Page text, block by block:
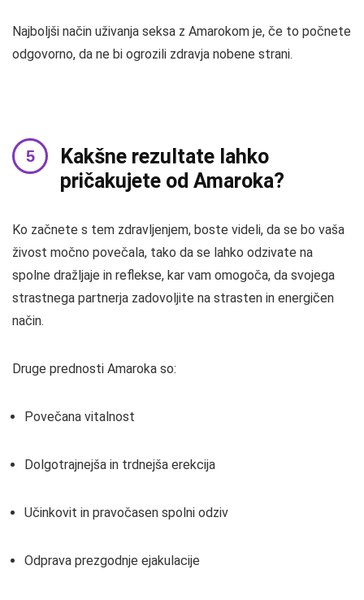
Najboljši način uživanja seksa z Amarokom je, če to počnete
odgovorno, da ne bi ogrozili zdravja nobene strani.
Kakšne rezultate lahko
pričakujete od Amaroka?
Ko začnete s tem zdravljenjem, boste videli, da se bo vaša
živost močno povečala, tako da se lahko odzivate na
spolne dražljaje in reflekse, kar vam omogoča, da svojega
strastnega partnerja zadovoljite na strasten in energičen
način.
Druge prednosti Amaroka so:
Povečana vitalnost
Dolgotrajnejša in trdnejša erekcija
Učinkovit in pravočasen spolni odziv
Odprava prezgodnje ejakulacije